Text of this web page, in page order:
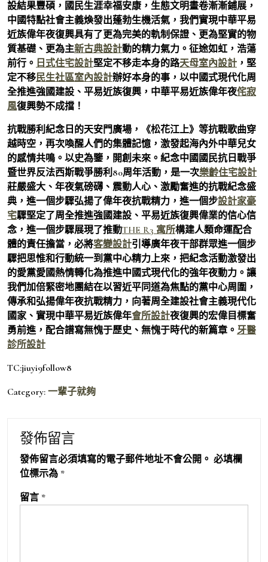
設結果豐碩，國民生涯幸福安康，生態文明畫卷漸漸鋪展，
中國特點社會主義煥發出蓬勃生機活氣，我們實現中華平易
近族偉年夜復興具有了更為完美的軌制保證、更為堅實的物
質基礎、更為主新古典設計動的精力氣力。征途如虹，浩蕩
前行。 日式住宅設計堅定不移走本身的路天母室內設計 ，堅
定不移民生社區室內設計辦好本身的事，以中國式現代化周
全推進強國建設、平易近族復興，中華平易近族偉年夜侘寂
風復興勢不成擋！
抗戰勝利紀念日的天安門廣場，《松花江上》等抗戰歌曲穿
越時空，再次喚醒人們的集體記憶，激發起海內外中華兒女
的感情共鳴。以史為鑒，開創未來。紀念中國國民抗日戰爭
暨世界反法西斯戰爭勝利80周年活動，是一次樂齡住宅設計
莊嚴盛大、年夜氣磅礴、震動人心、激勵奮進的抗戰紀念盛
典，進一個步驟弘揚了偉年夜抗戰精力，進一個步設計家豪
宅驟堅定了周全推進強國建設、平易近族復興偉業的信心信
念，進一個步驟展現了推動THE R3 寓所構建人類命運配合
體的責任擔當，必將客變設計引導廣年夜干部群眾進一個步
驟把思惟和行動統一到黨中心精力上來，把紀念活動激發出
的愛黨愛國熱情轉化為推進中國式現代化的強年夜動力。讓
我們加倍緊密地團結在以習近平同道為焦點的黨中心周圍，
傳承和弘揚偉年夜抗戰精力，向著周全建設社會主義現代化
國家、實現中華平易近族偉年會所設計夜復興的宏偉目標奮
勇前進，配合譜寫無愧于歷史、無愧于時代的新篇章。 牙醫
診所設計
TC:jiuyi9follow8
Category: 一輩子就夠
發佈留言
發佈留言必須填寫的電子郵件地址不會公開。 必填欄
位標示為 *
留言 *